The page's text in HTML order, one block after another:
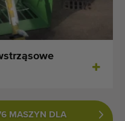
MASZYN DLA